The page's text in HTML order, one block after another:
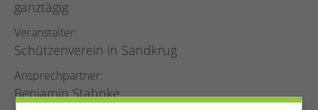
ganztägig
Veranstalter
Schützenverein in Sandkrug
Ansprechpartner
Benjamin Stahnke